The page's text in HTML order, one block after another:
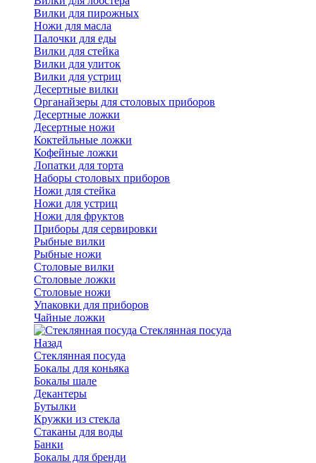
Вилки для пирожных
Ножи для масла
Палочки для еды
Вилки для стейка
Вилки для улиток
Вилки для устриц
Десертные вилки
Органайзеры для столовых приборов
Десертные ложки
Десертные ножи
Коктейльные ложки
Кофейные ложки
Лопатки для торта
Наборы столовых приборов
Ножи для стейка
Ножи для устриц
Ножи для фруктов
Приборы для сервировки
Рыбные вилки
Рыбные ножи
Столовые вилки
Столовые ложки
Столовые ножи
Упаковки для приборов
Чайные ложки
Стеклянная посуда
Назад
Стеклянная посуда
Бокалы для коньяка
Бокалы шале
Декантеры
Бутылки
Кружки из стекла
Стаканы для воды
Банки
Бокалы для бренди